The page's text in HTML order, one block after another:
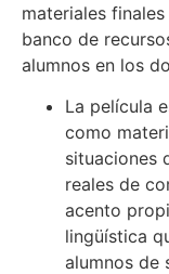
materiales
banco de
alumnos en los
La película
como
situaciones
reales de
acento
lingüística
alumnos de